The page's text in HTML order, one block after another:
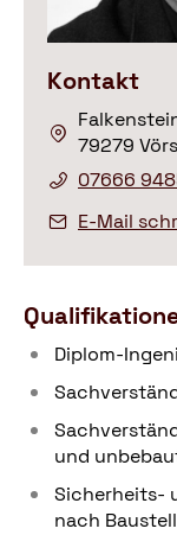
Kontakt
79279
07666
E-Mail
Diplom-
und
Sicherheits-
nach